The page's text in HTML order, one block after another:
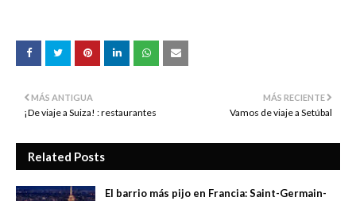
MÁS RECIENTE
Vamos de viaje a Setúbal
MÁS ANTIGUA
¡De viaje a Suiza! : restaurantes
Related Posts
El barrio más pijo en Francia: Saint-Germain-